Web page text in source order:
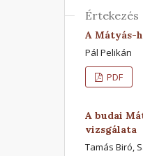
Értekezés
A Mátyás-
Pál Pelikán
PDF
A budai
vizsgálata
Tamás Biró,